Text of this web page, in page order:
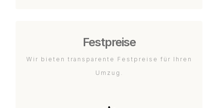
Festpreise
Wir bieten transparente Festpreise für Ihren
Umzug.